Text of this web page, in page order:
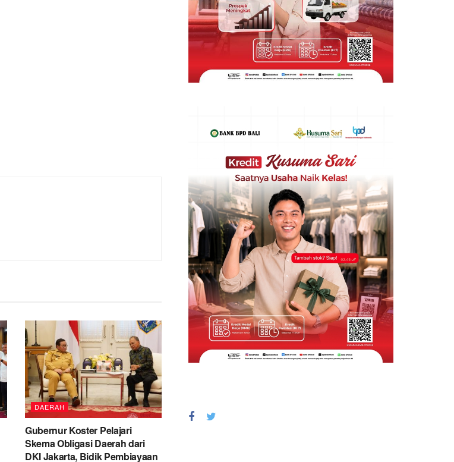
DAERAH
Gubernur Koster Pelajari
Skema Obligasi Daerah dari
DKI Jakarta, Bidik Pembiayaan